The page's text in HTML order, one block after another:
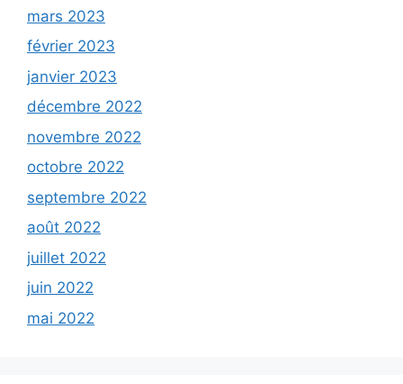
mars 2023
février 2023
janvier 2023
décembre 2022
novembre 2022
octobre 2022
septembre 2022
août 2022
juillet 2022
juin 2022
mai 2022